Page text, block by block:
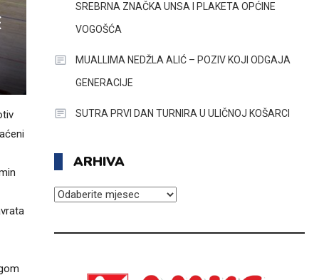
SREBRNA ZNAČKA UNSA I PLAKETA OPĆINE
VOGOŠĆA
MUALLIMA NEDŽLA ALIĆ – POZIV KOJI ODGAJA
GENERACIJE
SUTRA PRVI DAN TURNIRA U ULIČNOJ KOŠARCI
ARHIVA
ARHIVA